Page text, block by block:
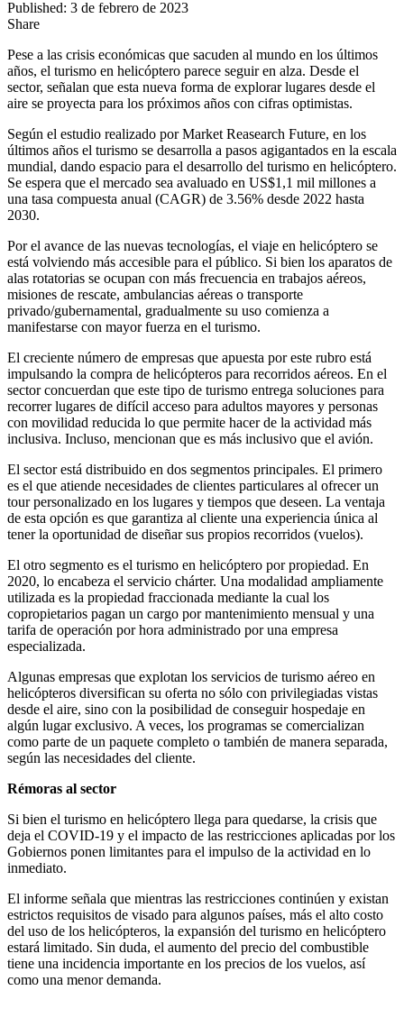
Published: 3 de febrero de 2023
Share
Pese a las crisis económicas que sacuden al mundo en los últimos
años, el turismo en helicóptero parece seguir en alza. Desde el
sector, señalan que esta nueva forma de explorar lugares desde el
aire se proyecta para los próximos años con cifras optimistas.
Según el estudio realizado por Market Reasearch Future, en los
últimos años el turismo se desarrolla a pasos agigantados en la escala
mundial, dando espacio para el desarrollo del turismo en helicóptero.
Se espera que el mercado sea avaluado en US$1,1 mil millones a
una tasa compuesta anual (CAGR) de 3.56% desde 2022 hasta
2030.
Por el avance de las nuevas tecnologías, el viaje en helicóptero se
está volviendo más accesible para el público. Si bien los aparatos de
alas rotatorias se ocupan con más frecuencia en trabajos aéreos,
misiones de rescate, ambulancias aéreas o transporte
privado/gubernamental, gradualmente su uso comienza a
manifestarse con mayor fuerza en el turismo.
El creciente número de empresas que apuesta por este rubro está
impulsando la compra de helicópteros para recorridos aéreos. En el
sector concuerdan que este tipo de turismo entrega soluciones para
recorrer lugares de difícil acceso para adultos mayores y personas
con movilidad reducida lo que permite hacer de la actividad más
inclusiva. Incluso, mencionan que es más inclusivo que el avión.
El sector está distribuido en dos segmentos principales. El primero
es el que atiende necesidades de clientes particulares al ofrecer un
tour personalizado en los lugares y tiempos que deseen. La ventaja
de esta opción es que garantiza al cliente una experiencia única al
tener la oportunidad de diseñar sus propios recorridos (vuelos).
El otro segmento es el turismo en helicóptero por propiedad. En
2020, lo encabeza el servicio chárter. Una modalidad ampliamente
utilizada es la propiedad fraccionada mediante la cual los
copropietarios pagan un cargo por mantenimiento mensual y una
tarifa de operación por hora administrado por una empresa
especializada.
Algunas empresas que explotan los servicios de turismo aéreo en
helicópteros diversifican su oferta no sólo con privilegiadas vistas
desde el aire, sino con la posibilidad de conseguir hospedaje en
algún lugar exclusivo. A veces, los programas se comercializan
como parte de un paquete completo o también de manera separada,
según las necesidades del cliente.
Rémoras al sector
Si bien el turismo en helicóptero llega para quedarse, la crisis que
deja el COVID-19 y el impacto de las restricciones aplicadas por los
Gobiernos ponen limitantes para el impulso de la actividad en lo
inmediato.
El informe señala que mientras las restricciones continúen y existan
estrictos requisitos de visado para algunos países, más el alto costo
del uso de los helicópteros, la expansión del turismo en helicóptero
estará limitado. Sin duda, el aumento del precio del combustible
tiene una incidencia importante en los precios de los vuelos, así
como una menor demanda.